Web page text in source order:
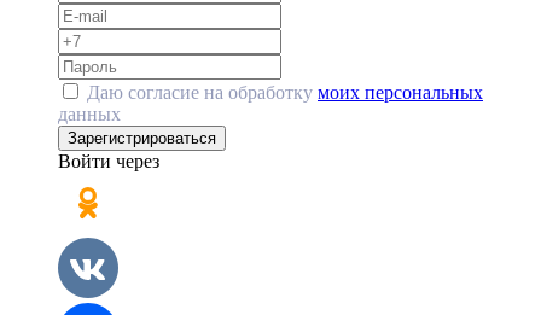
Даю согласие на обработку моих персональных
данных
Зарегистрироваться
Войти через